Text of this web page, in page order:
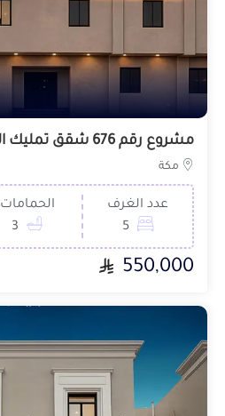
مشروع رقم 676 شقق تمليك الموقع ولي العهد 6
مكة
عدد الغرف
5
الحمامات
3
550,000